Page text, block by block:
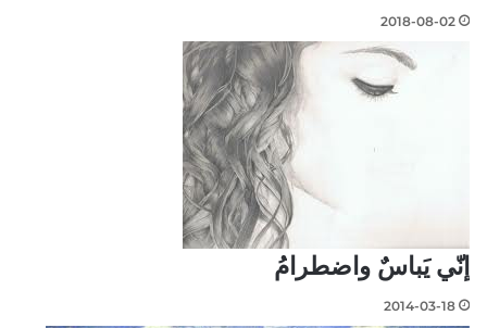
2018-08-02
إنّي يَباسٌ واضطرامُ
2014-03-18